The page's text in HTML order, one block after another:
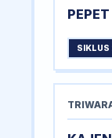
PEPET
SIKLUS